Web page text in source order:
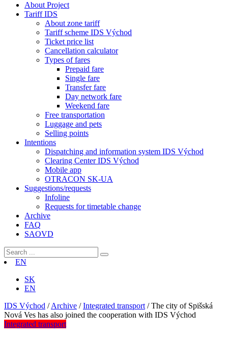
About Project
Tariff IDS
About zone tariff
Tariff scheme IDS Východ
Ticket price list
Cancellation calculator
Types of fares
Prepaid fare
Single fare
Transfer fare
Day network fare
Weekend fare
Free transportation
Luggage and pets
Selling points
Intentions
Dispatching and information system IDS Východ
Clearing Center IDS Východ
Mobile app
OTRACON SK-UA
Suggestions/requests
Infoline
Requests for timetable change
Archive
FAQ
SAOVD
EN
SK
EN
IDS Východ /Archive /Integrated transport /The city of Spišská
Nová Ves has also joined the cooperation with IDS Východ
Integrated transport